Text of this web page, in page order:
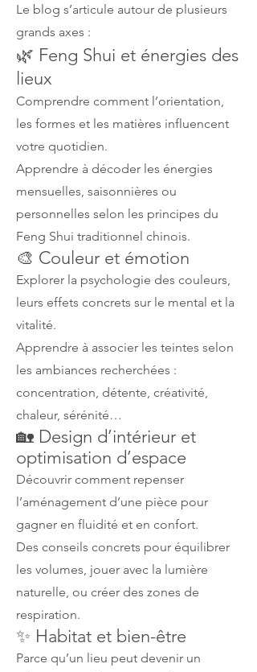
Le blog s’articule autour de plusieurs
grands axes :
🌿 Feng Shui et énergies des
lieux
Comprendre comment l’orientation,
les formes et les matières influencent
votre quotidien.
Apprendre à décoder les énergies
mensuelles, saisonnières ou
personnelles selon les principes du
Feng Shui traditionnel chinois.
🎨 Couleur et émotion
Explorer la psychologie des couleurs,
leurs effets concrets sur le mental et la
vitalité.
Apprendre à associer les teintes selon
les ambiances recherchées :
concentration, détente, créativité,
chaleur, sérénité…
🏡 Design d’intérieur et
optimisation d’espace
Découvrir comment repenser
l’aménagement d’une pièce pour
gagner en fluidité et en confort.
Des conseils concrets pour équilibrer
les volumes, jouer avec la lumière
naturelle, ou créer des zones de
respiration.
✨ Habitat et bien-être
Parce qu’un lieu peut devenir un